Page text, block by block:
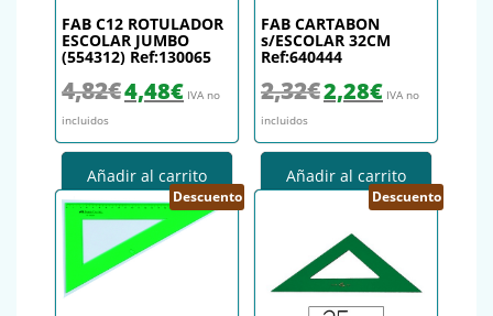
FAB C12 ROTULADOR
ESCOLAR JUMBO
(554312) Ref:130065
4,82€ El precio original era: 4,82€.
4,48€El precio actual es: 4,48€.
IVA no
incluidos
Añadir al carrito
FAB CARTABON
s/ESCOLAR 32CM
Ref:640444
2,32€El precio original era: 2,32€.
2,28€El precio actual
IVA no
incluidos
Añadir al carrito
Descuento Descuento